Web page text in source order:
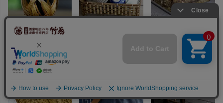
虎竹花籠 手付き四海
虎竹ランチボックス
（大）